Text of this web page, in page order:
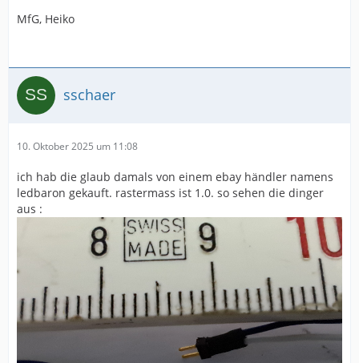
MfG, Heiko
sschaer
10. Oktober 2025 um 11:08
ich hab die glaub damals von einem ebay händler namens
ledbaron gekauft. rastermass ist 1.0. so sehen die dinger
aus :